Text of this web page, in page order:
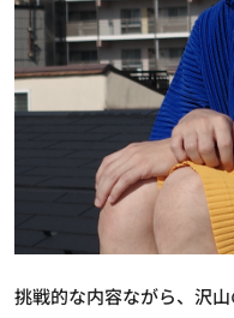
挑戦的な内容ながら、沢